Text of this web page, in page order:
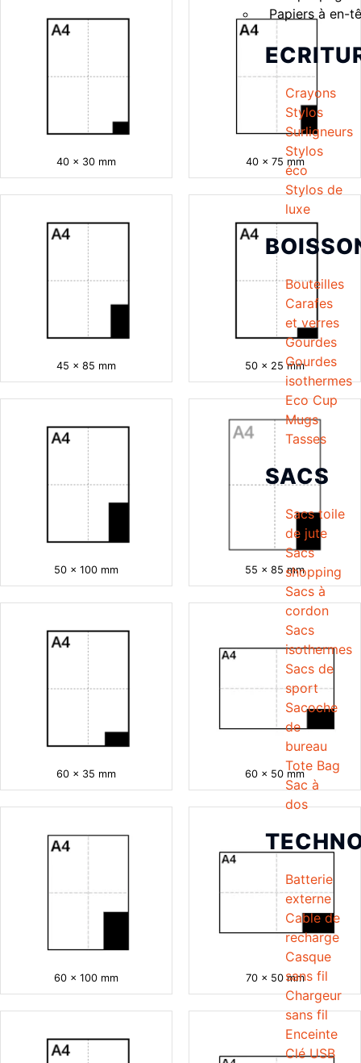
Papiers à en-
Crayons
Stylos
Surligneurs
Stylos
éco
Stylos de
luxe
Bouteilles
Carafes
et verres
Gourdes
Gourdes
isothermes
Eco Cup
Mugs
Tasses
SACS
Sacs toile
de jute
Sacs
shopping
Sacs à
cordon
Sacs
isothermes
Sacs de
sport
Sacoche
de
bureau
Tote Bag
Sac à
dos
Batterie
externe
Cable de
recharge
Casque
sans fil
Chargeur
sans fil
Enceinte
Clé USB
40 x 30 mm 40 x 75 mm
45 x 85 mm 50 x 25 mm
50 x 100 mm 55 x 85 mm
60 x 35 mm 60 x 50 mm
60 x 100 mm 70 x 50 mm